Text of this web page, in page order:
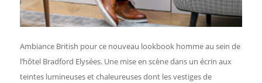
Ambiance British pour ce nouveau lookbook homme au sein de
l’hôtel Bradford Elysées. Une mise en scène dans un écrin aux
teintes lumineuses et chaleureuses dont les vestiges de